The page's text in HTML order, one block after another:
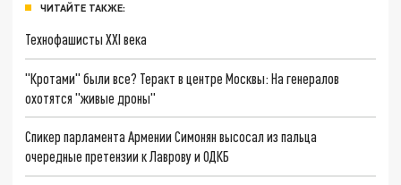
ЧИТАЙТЕ ТАКЖЕ:
Технофашисты XXI века
"Кротами" были все? Теракт в центре Москвы: На генералов
охотятся "живые дроны"
Спикер парламента Армении Симонян высосал из пальца
очередные претензии к Лаврову и ОДКБ